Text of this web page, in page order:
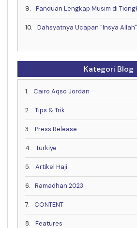
9.
10. Dahsyatnya Ucapan "Insya Allah"
Kategori Blog
1. Cairo Aqso Jordan
2. Tips & Trik
3. Press Release
4. Turkiye
5. Artikel Haji
6. Ramadhan 2023
7. CONTENT
8. Features